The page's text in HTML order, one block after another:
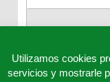
Utilizamos cookies
servicios y mostrarle